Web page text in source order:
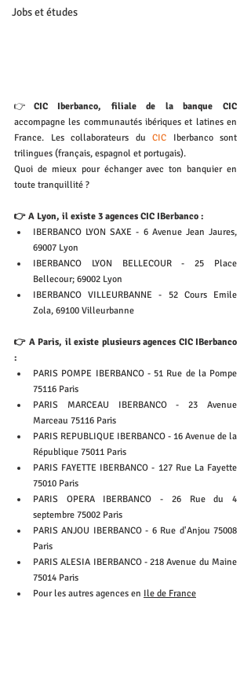
Jobs et études
👉 CIC Iberbanco, filiale de la banque CIC
accompagne les communautés ibériques et latines en
France. Les collaborateurs du CIC Iberbanco sont
trilingues (français, espagnol et portugais).
Quoi de mieux pour échanger avec ton banquier en
toute tranquillité ?
👉 A Lyon, il existe 3 agences CIC IBerbanco :
IBERBANCO LYON SAXE - 6 Avenue Jean Jaures,
69007 Lyon
IBERBANCO LYON BELLECOUR - 25 Place
Bellecour; 69002 Lyon
IBERBANCO VILLEURBANNE - 52 Cours Emile
Zola, 69100 Villeurbanne
👉 A Paris, il existe plusieurs agences CIC IBerbanco
:
PARIS POMPE IBERBANCO - 51 Rue de la Pompe
75116 Paris
PARIS MARCEAU IBERBANCO - 23 Avenue
Marceau 75116 Paris
PARIS REPUBLIQUE IBERBANCO - 16 Avenue de la
République 75011 Paris
PARIS FAYETTE IBERBANCO - 127 Rue La Fayette
75010 Paris
PARIS OPERA IBERBANCO - 26 Rue du 4
septembre 75002 Paris
PARIS ANJOU IBERBANCO - 6 Rue d'Anjou 75008
Paris
PARIS ALESIA IBERBANCO - 218 Avenue du Maine
75014 Paris
Pour les autres agences en Ile de France